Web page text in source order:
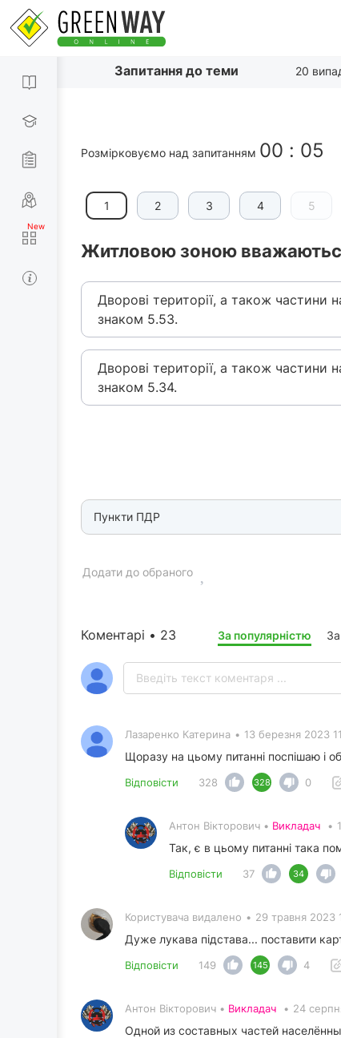
Запитання до теми 20
Розмірковуємо над запитанням 00 : 06
1 2 3 4 5
Житловою зоною
Дворові території, а також частини
знаком 5.53.
Дворові території, а також частини
знаком 5.34.
Пункти ПДР
Додати до обраного
Коментарі • 23 За популярністю
Лазаренко Катерина • 13 березня 2023
Щоразу на цьому питанні поспішаю і
Відповісти 328 328 0
Антон Вікторович • Викладач •
Так, є в цьому питанні така
Відповісти 37 34
Користувача видалено • 29 травня 2023
Дуже лукава підстава... поставити
Відповісти 149 145 4
Антон Вікторович • Викладач • 24
Одной из составных частей